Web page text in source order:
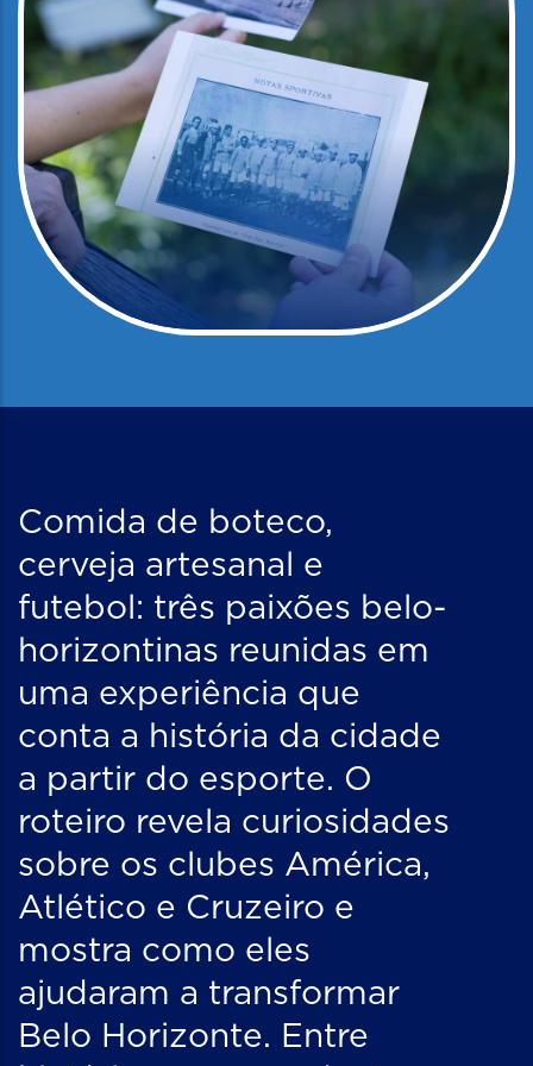
Comida de boteco,
cerveja artesanal e
futebol: três paixões belo-
horizontinas reunidas em
uma experiência que
conta a história da cidade
a partir do esporte. O
roteiro revela curiosidades
sobre os clubes América,
Atlético e Cruzeiro e
mostra como eles
ajudaram a transformar
Belo Horizonte. Entre